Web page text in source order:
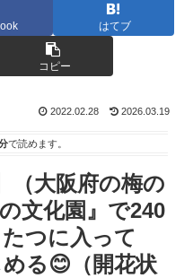
はてブ
コピー
2022.02.28 2026.03.19
で読めます。
（大阪府の梅の
文化園』で240
つに入って
める😊（開花状